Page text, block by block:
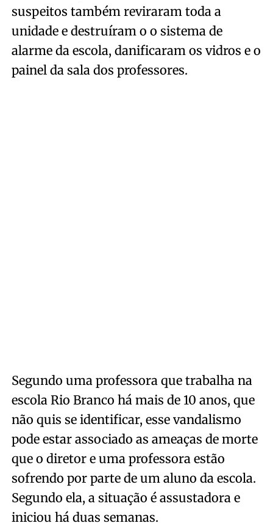
suspeitos também reviraram toda a
unidade e destruíram o o sistema de
alarme da escola, danificaram os vidros e o
painel da sala dos professores.
Segundo uma professora que trabalha na
escola Rio Branco há mais de 10 anos, que
não quis se identificar, esse vandalismo
pode estar associado as ameaças de morte
que o diretor e uma professora estão
sofrendo por parte de um aluno da escola.
Segundo ela, a situação é assustadora e
iniciou há duas semanas.